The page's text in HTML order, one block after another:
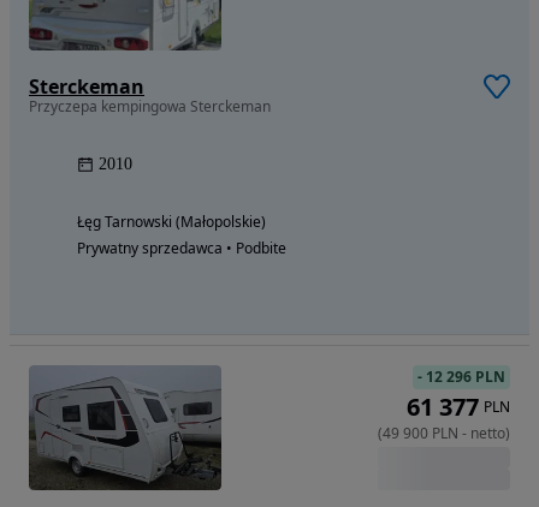
Sterckeman
Przyczepa kempingowa Sterckeman
2010
Łęg Tarnowski (Małopolskie)
Prywatny sprzedawca • Podbite
- 12 296 PLN
61 377 PLN
(49 900 PLN - netto)